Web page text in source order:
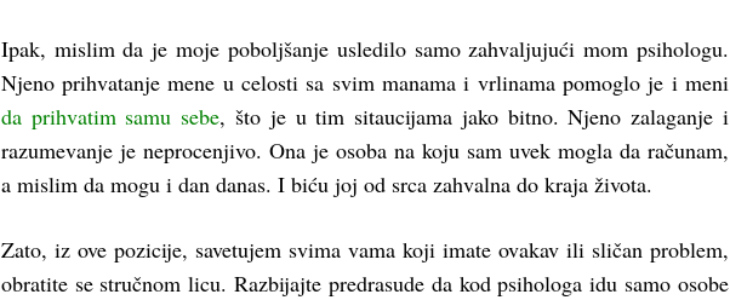
Ipak, mislim da je moje poboljšanje usledilo samo zahvaljujući mom psihologu.
Njeno prihvatanje mene u celosti sa svim manama i vrlinama pomoglo je i meni
da prihvatim samu sebe, što je u tim sitaucijama jako bitno. Njeno zalaganje i
razumevanje je neprocenjivo. Ona je osoba na koju sam uvek mogla da računam,
a mislim da mogu i dan danas. I biću joj od srca zahvalna do kraja života.
Zato, iz ove pozicije, savetujem svima vama koji imate ovakav ili sličan problem,
obratite se stručnom licu. Razbijajte predrasude da kod psihologa idu samo osobe